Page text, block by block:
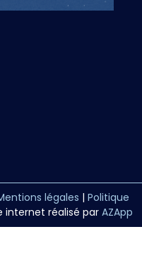
légales | Politique
internet réalisé par AZApp